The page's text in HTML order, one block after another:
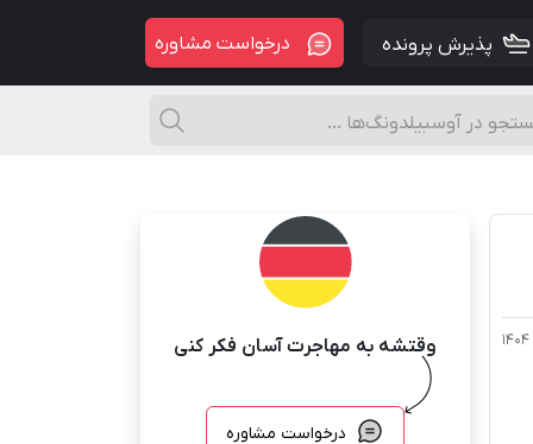
پذیرش پرونده درخواست مشاوره
وقتشه به مهاجرت آسان فکر کنی
درخواست مشاوره